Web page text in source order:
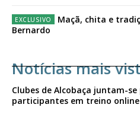
Maçã, chita e
Bernardo
Notícias mais
Clubes de Alcobaça juntam-
participantes em treino online